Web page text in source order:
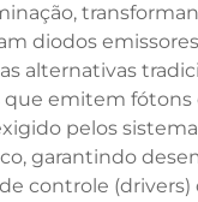
diodos
alternativas
emitem
pelos
garantindo
controle